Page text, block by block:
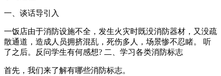
一、谈话导引入
一饭店由于消防设施不全，发生火灾时既没消防器材，又没疏
散通道，造成人员拥挤混乱，死伤多人，场景惨不忍睹。 听
了之后。反问学生有何感想? 二、学习各类消防标志
首先，我们来了解有哪些消防标志。